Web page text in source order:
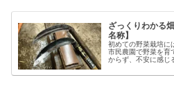
ざっくりわかる
名称】
初めての野菜栽培に
市民農園で野菜を育
からず、不安に感じ
しますが、種類も多